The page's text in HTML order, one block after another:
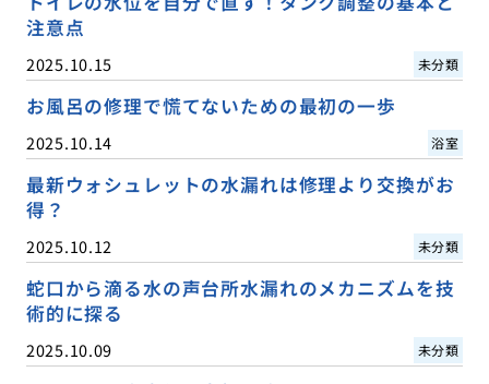
注意点
2025.10.15 未分類
お風呂の修理で慌てないための最初の一歩
2025.10.14 浴室
最新ウォシュレットの水漏れは修理より交換がお
得？
2025.10.12 未分類
蛇口から滴る水の声台所水漏れのメカニズムを技
術的に探る
2025.10.09 未分類